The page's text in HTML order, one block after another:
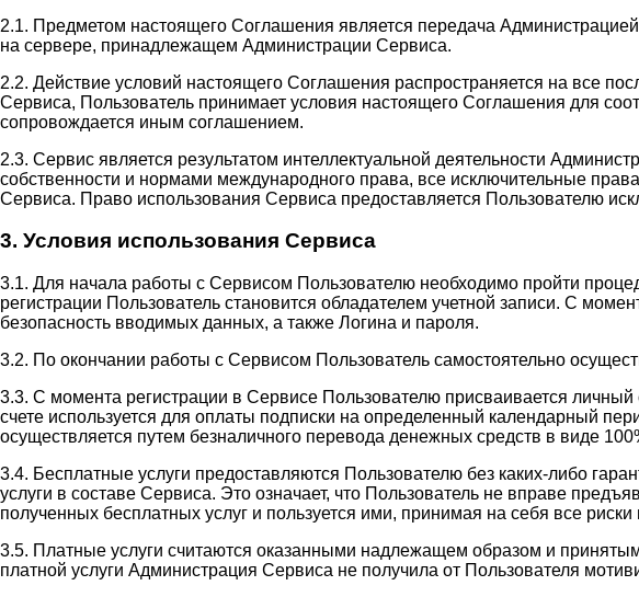
2.1. Предметом настоящего Соглашения является передача
на сервере, принадлежащем Администрации Сервиса.
2.2. Действие условий настоящего Соглашения распространяется на все
Сервиса, Пользователь принимает условия настоящего Соглашения для
сопровождается иным соглашением.
2.3. Сервис является результатом интеллектуальной деятельности
собственности и нормами международного права, все исключительные
Сервиса. Право использования Сервиса предоставляется Пользователю
3. Условия использования Сервиса
3.1. Для начала работы с Сервисом Пользователю необходимо пройти
регистрации Пользователь становится обладателем учетной записи. С
безопасность вводимых данных, а также Логина и пароля.
3.2. По окончании работы с Сервисом Пользователь самостоятельно
3.3. С момента регистрации в Сервисе Пользователю присваивается
счете используется для оплаты подписки на определенный календарный
осуществляется путем безналичного перевода денежных средств в виде
3.4. Бесплатные услуги предоставляются Пользователю без каких-либо
услуги в составе Сервиса. Это означает, что Пользователь не вправе
полученных бесплатных услуг и пользуется ими, принимая на себя все
3.5. Платные услуги считаются оказанными надлежащем образом и
платной услуги Администрация Сервиса не получила от Пользователя